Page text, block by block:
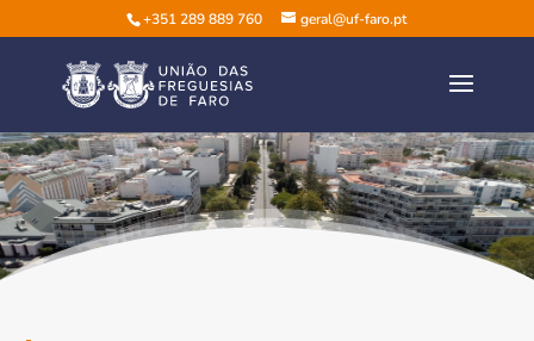
+351 289 889 760 geral@uf-faro.pt